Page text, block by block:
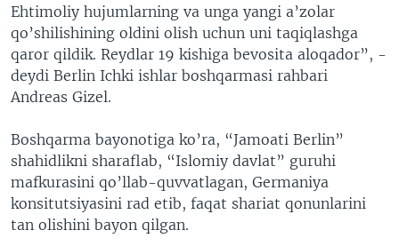
Ehtimoliy hujumlarning va unga yangi a’zolar
qo’shilishining oldini olish uchun uni taqiqlashga
qaror qildik. Reydlar 19 kishiga bevosita aloqador”, -
deydi Berlin Ichki ishlar boshqarmasi rahbari
Andreas Gizel.
Boshqarma bayonotiga ko’ra, “Jamoati Berlin”
shahidlikni sharaflab, “Islomiy davlat” guruhi
mafkurasini qo’llab-quvvatlagan, Germaniya
konsitutsiyasini rad etib, faqat shariat qonunlarini
tan olishini bayon qilgan.